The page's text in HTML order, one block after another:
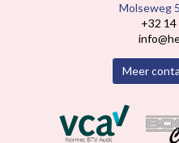
Molseweg
+32 14
Meer